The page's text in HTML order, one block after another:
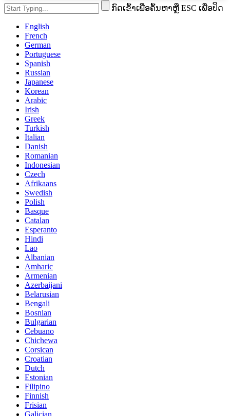
ກົດເຂົ້າເພື່ອຄົ້ນຫາຫຼື ESC ເພື່ອປິດ
English
French
German
Portuguese
Spanish
Russian
Japanese
Korean
Arabic
Irish
Greek
Turkish
Italian
Danish
Romanian
Indonesian
Czech
Afrikaans
Swedish
Polish
Basque
Catalan
Esperanto
Hindi
Lao
Albanian
Amharic
Armenian
Azerbaijani
Belarusian
Bengali
Bosnian
Bulgarian
Cebuano
Chichewa
Corsican
Croatian
Dutch
Estonian
Filipino
Finnish
Frisian
Galician